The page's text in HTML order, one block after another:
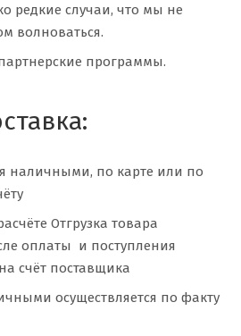
редкие случаи, что мы не
волноваться.
программы.
наличными, по карте или по
Отгрузка товара
оплаты и поступления
счёт поставщика
осуществляется по факту